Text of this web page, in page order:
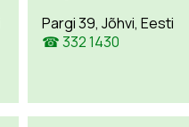
Pargi 39, Jõhvi, Eesti
☎ 332 1430